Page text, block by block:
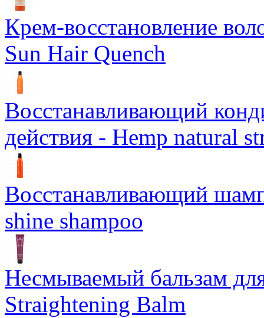
Крем-восстановление
Sun Hair Quench
Восстанавливающий
действия - Hemp natural
Восстанавливающий
shine shampoo
Несмываемый бальзам
Straightening Balm